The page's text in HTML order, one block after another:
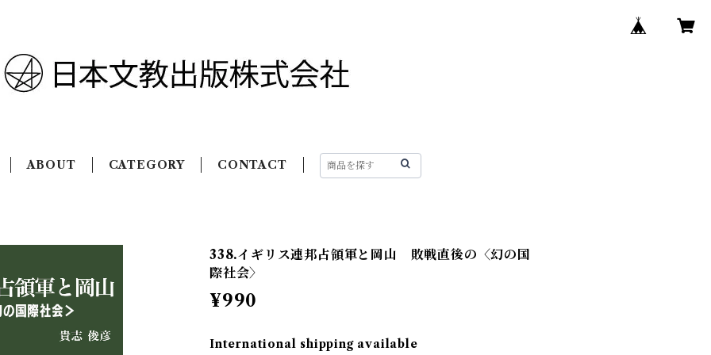
ABOUT CATEGORY CONTACT
338.イギリス連邦占領軍と岡山 敗戦直後の〈幻の国
際社会〉
¥990
International shipping available